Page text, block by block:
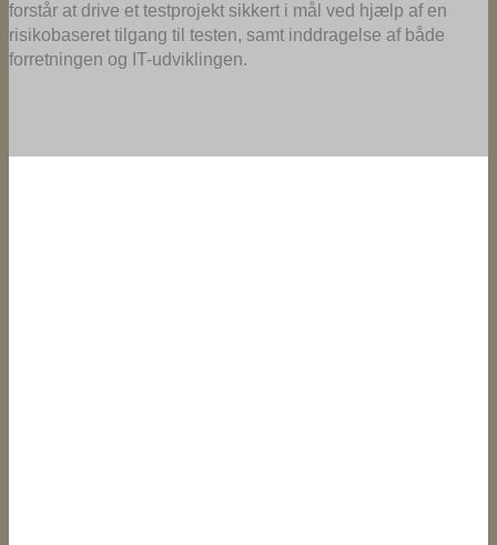
forstår at drive et testprojekt sikkert i mål ved hjælp af en
risikobaseret tilgang til testen, samt inddragelse af både
forretningen og IT-udviklingen.